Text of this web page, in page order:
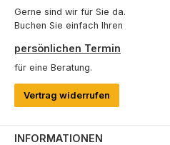
Gerne sind wir für Sie da.
Buchen Sie einfach Ihren
persönlichen Termin
für eine Beratung.
Vertrag widerrufen
INFORMATIONEN